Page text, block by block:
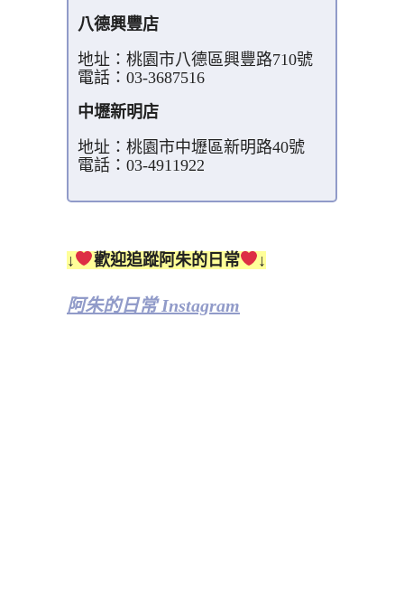
八德興豐店
地址：桃園市八德區興豐路710號
電話：03-3687516
中壢新明店
地址：桃園市中壢區新明路40號
電話：03-4911922
↓ 歡迎追蹤阿朱的日常 ↓
阿朱的日常 Instagram